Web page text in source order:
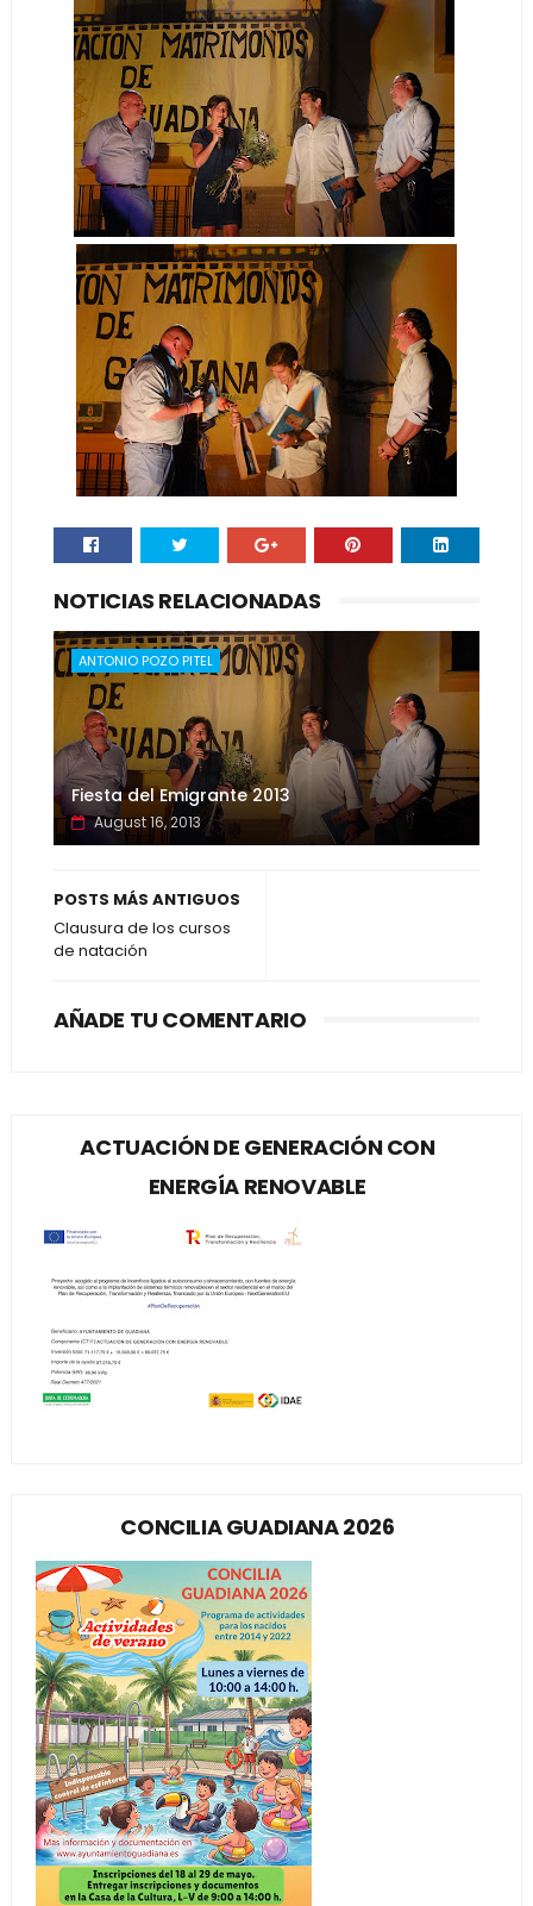
NOTICIAS RELACIONADAS
ANTONIO POZO PITEL
Fiesta del Emigrante 2013
August 16, 2013
POSTS MÁS ANTIGUOS
Clausura de los cursos
de natación
AÑADE TU COMENTARIO
ACTUACIÓN DE GENERACIÓN CON
ENERGÍA RENOVABLE
CONCILIA GUADIANA 2026